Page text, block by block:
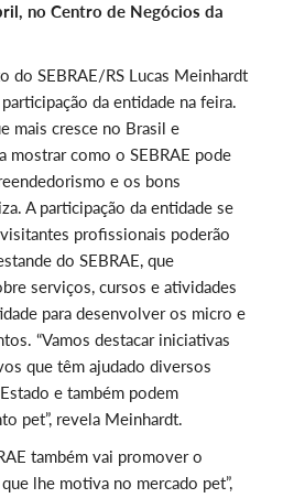
no Centro de Negócios da
do SEBRAE/RS Lucas Meinhardt
da entidade na feira.
mais cresce no Brasil e
mostrar como o SEBRAE pode
e os bons
A participação da entidade se
profissionais poderão
do SEBRAE, que
serviços, cursos e atividades
para desenvolver os micro e
“Vamos destacar iniciativas
que têm ajudado diversos
e também podem
pet”, revela Meinhardt.
também vai promover o
lhe motiva no mercado pet”,